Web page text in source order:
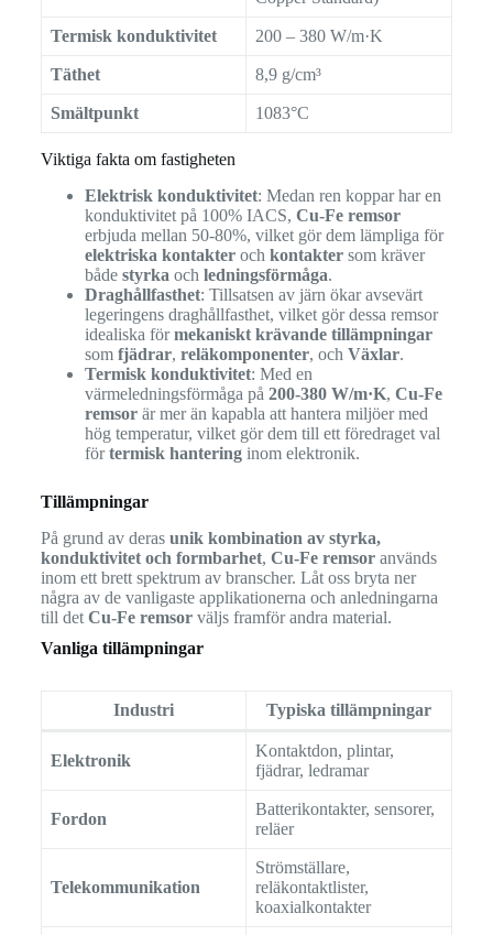
Termisk konduktivitet 200 – 380 W/m·K
Täthet 8,9 g/cm³
Smältpunkt 1083°C
Viktiga fakta om fastigheten
Elektrisk konduktivitet: Medan ren koppar har en
konduktivitet på 100% IACS, Cu-Fe remsor
erbjuda mellan 50-80%, vilket gör dem lämpliga för
elektriska kontakteroch kontaktersom kräver
både styrka och ledningsförmåga.
Draghållfasthet: Tillsatsen av järn ökar avsevärt
legeringens draghållfasthet, vilket gör dessa remsor
idealiska förmekaniskt krävande tillämpningar
som fjädrar, reläkomponenter, och Växlar.
Termisk konduktivitet: Med en
värmeledningsförmåga på 200-380 W/m·K, Cu-Fe
remsorär mer än kapabla att hantera miljöer med
hög temperatur, vilket gör dem till ett föredraget val
förtermisk hanteringinom elektronik.
Tillämpningar
På grund av deras unik kombination av styrka,
konduktivitet och formbarhet, Cu-Fe remsoranvänds
inom ett brett spektrum av branscher. Låt oss bryta ner
några av de vanligaste applikationerna och anledningarna
till det Cu-Fe remsorväljs framför andra material.
Vanliga tillämpningar
Industri Typiska tillämpningar
Elektronik
Kontaktdon, plintar,
fjädrar, ledramar
Fordon
Batterikontakter, sensorer,
reläer
Telekommunikation
Strömställare,
reläkontaktlister,
koaxialkontakter